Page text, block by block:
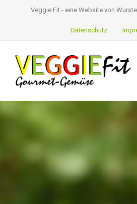
Veggie Fit - eine Website von
Datenschutz